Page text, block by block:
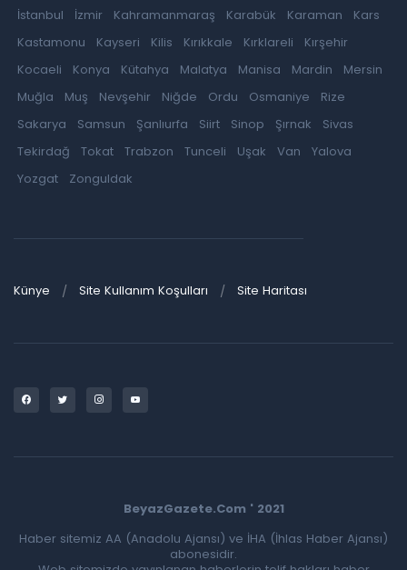
İstanbul
İzmir Kahramanmaraş Karabük Karaman
Kars
Kastamonu
Kayseri Kilis Kırıkkale Kırklareli
Kırşehir
Kocaeli
Konya Kütahya Malatya Manisa Mardin
Mersin
Muğla
Muş Nevşehir Niğde Ordu Osmaniye
Rize
Sakarya
Samsun Şanlıurfa Siirt Sinop Şırnak
Sivas
Tekirdağ
Tokat Trabzon Tunceli Uşak Van
Yalova
Yozgat
Zonguldak
Künye Site Kullanım Koşulları Site Haritası
BeyazGazete.Com ' 2021
Haber sitemiz AA (Anadolu Ajansı) ve İHA (İhlas Haber Ajansı)
abonesidir.